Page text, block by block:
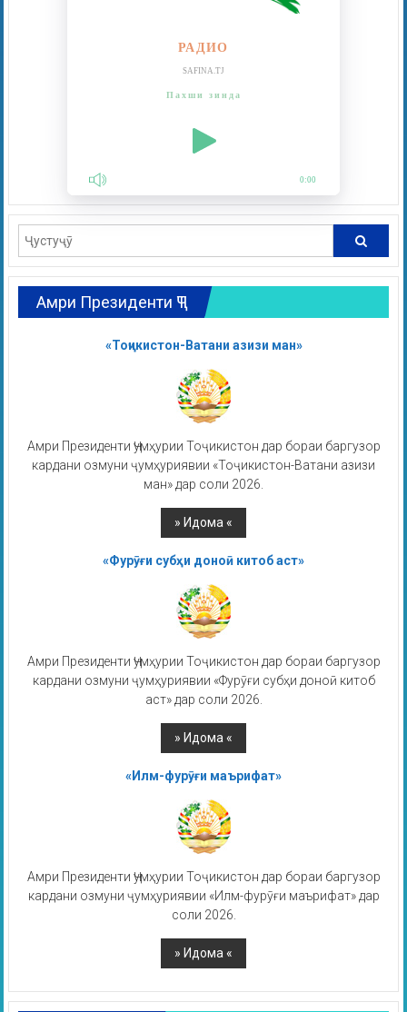
РАДИО
SAFINA.TJ
Пахши зинда
0:00
Амри Президенти ҶТ
«Тоҷикистон-Ватани азизи ман»
Амри Президенти Ҷумҳурии Тоҷикистон дар бораи баргузор
кардани озмуни ҷумҳуриявии «Тоҷикистон-Ватани азизи
ман» дар соли 2026.
«Фурӯғи субҳи доноӣ китоб аст»
Амри Президенти Ҷумҳурии Тоҷикистон дар бораи баргузор
кардани озмуни ҷумҳуриявии «Фурӯғи субҳи доноӣ китоб
аст» дар соли 2026.
«Илм-фурӯғи маърифат»
Амри Президенти Ҷумҳурии Тоҷикистон дар бораи баргузор
кардани озмуни ҷумҳуриявии «Илм-фурӯғи маърифат» дар
соли 2026.